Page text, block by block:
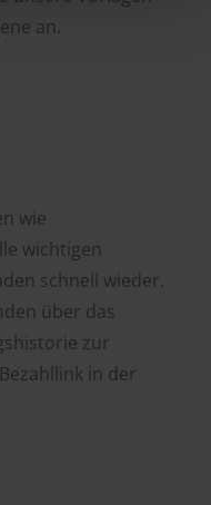
an.
wie
wichtigen
schnell wieder.
über das
zur
in der